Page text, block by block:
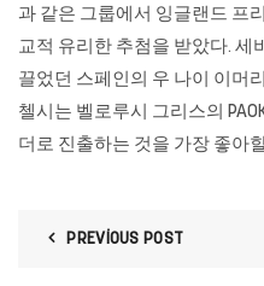
과 같은 그룹에서 잉글랜드 프
교적 유리한 추첨을 받았다. 세
끌었던 스페인의 우 나이 이머
첼시는 벨로루시 그리스의
더로 진출하는 것을 가장 좋아
PREVIOUS POST